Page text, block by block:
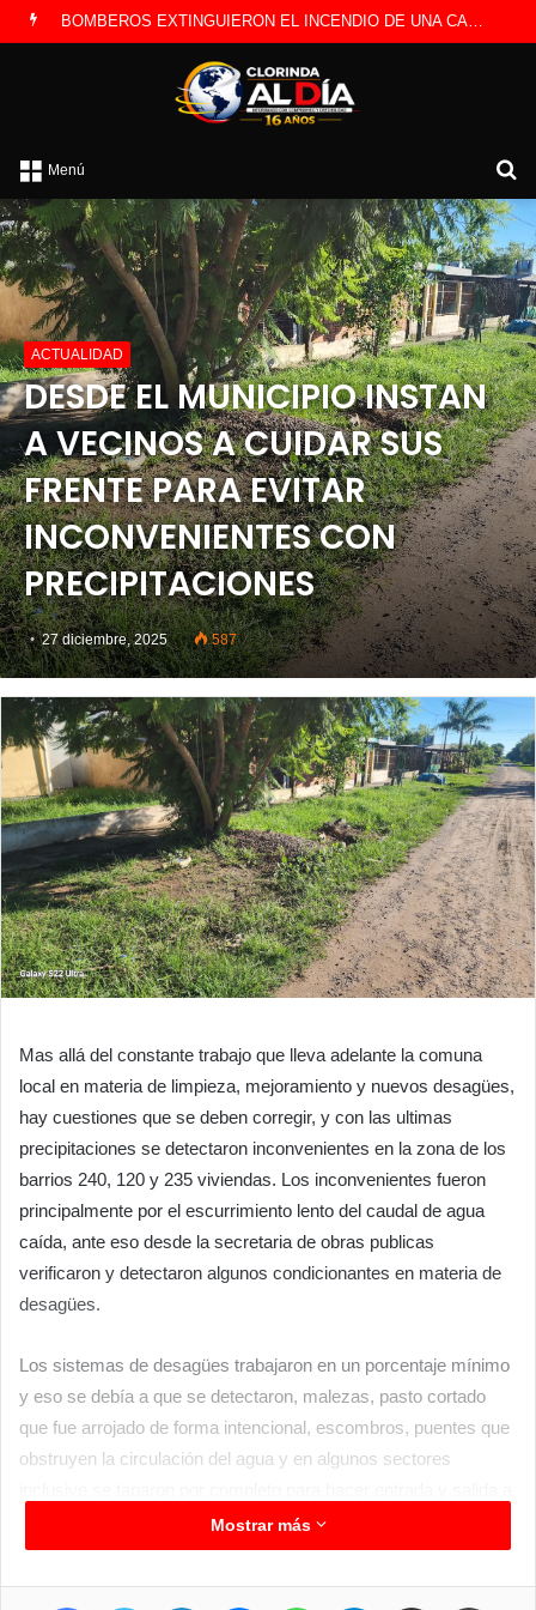
Menú
ACTUALIDAD
DESDE EL MUNICIPIO INSTAN
A VECINOS A CUIDAR SUS
FRENTE PARA EVITAR
INCONVENIENTES CON
PRECIPITACIONES
27 diciembre, 2025 587
Mas allá del constante trabajo que lleva adelante la comuna
local en materia de limpieza, mejoramiento y nuevos desagües,
hay cuestiones que se deben corregir, y con las ultimas
precipitaciones se detectaron inconvenientes en la zona de los
barrios 240, 120 y 235 viviendas. Los inconvenientes fueron
principalmente por el escurrimiento lento del caudal de agua
caída, ante eso desde la secretaria de obras publicas
verificaron y detectaron algunos condicionantes en materia de
desagües.
Los sistemas de desagües trabajaron en un porcentaje mínimo
y eso se debía a que se detectaron, malezas, pasto cortado
que fue arrojado de forma intencional, escombros, puentes que
obstruyen la circulación del agua y en algunos sectores
Ante tal situación, este sábado por la mañana se desplegaron
Mostrar más